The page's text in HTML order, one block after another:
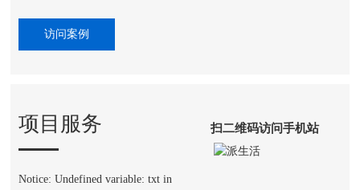
时，根据积累的积分，居民可以兑换相应的奖品以及现金。
访问案例
项目服务
Notice: Undefined variable: txt in
扫二维码访问手机站